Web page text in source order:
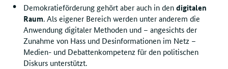
Demokratieförderung gehört aber auch in dendigitalen
Raum. Als eigener Bereich werden unter anderem die
Anwendung digitaler Methoden und – angesichts der
Zunahme von Hass und Desinformationen im Netz –
Medien- und Debattenkompetenz für den politischen
Diskurs unterstützt.